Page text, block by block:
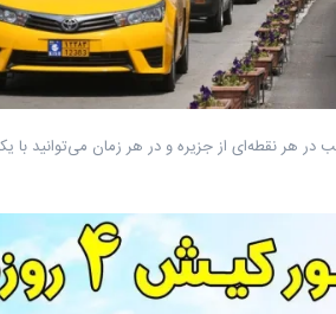
هر نقطه‌ای از جزیره و در هر زمان می‌توانید با